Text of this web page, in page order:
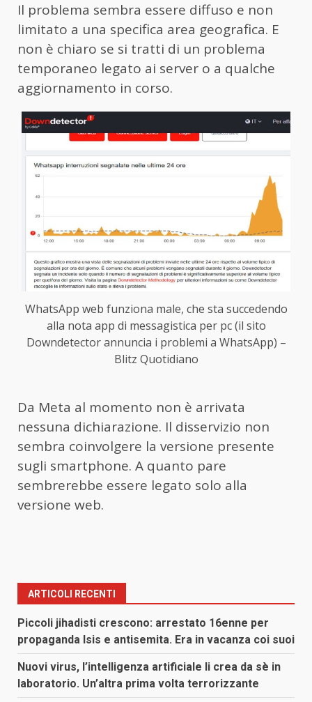
Il problema sembra essere diffuso e non
limitato a una specifica area geografica. E
non è chiaro se si tratti di un problema
temporaneo legato ai server o a qualche
aggiornamento in corso.
WhatsApp web funziona male, che sta succedendo
alla nota app di messagistica per pc (il sito
Downdetector annuncia i problemi a WhatsApp) –
Blitz Quotidiano
Da Meta al momento non è arrivata
nessuna dichiarazione. Il disservizio non
sembra coinvolgere la versione presente
sugli smartphone. A quanto pare
sembrerebbe essere legato solo alla
versione web.
ARTICOLI RECENTI
Piccoli jihadisti crescono: arrestato 16enne per
propaganda Isis e antisemita. Era in vacanza coi suoi
Nuovi virus, l’intelligenza artificiale li crea da sè in
laboratorio. Un’altra prima volta terrorizzante